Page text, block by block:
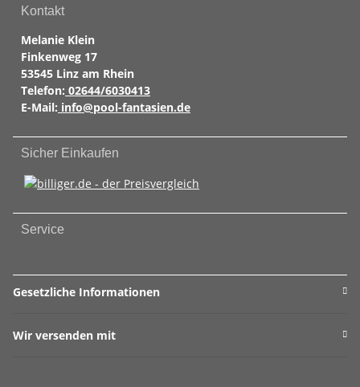
Kontakt
Melanie Klein
Finkenweg 17
53545 Linz am Rhein
Telefon: 02644/6030413
E-Mail: info@pool-fantasien.de
Sicher Einkaufen
Service
Gesetzliche Informationen
Wir versenden mit